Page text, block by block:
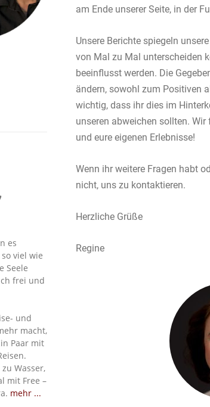
es
viel wie
Seele
frei und
und
macht,
Paar mit
Wasser,
mit Free –
mehr ...
am Ende unserer Seite, in der
Unsere Berichte spiegeln
von Mal zu Mal unterscheiden
beeinflusst werden. Die
ändern, sowohl zum Positiven
wichtig, dass ihr dies im
unseren abweichen sollten.
und eure eigenen Erlebnisse!
Wenn ihr weitere Fragen habt
nicht, uns zu kontaktieren.
Herzliche Grüße
Regine